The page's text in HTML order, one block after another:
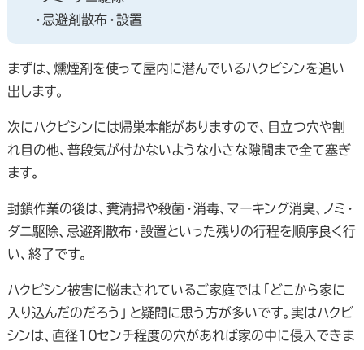
・忌避剤散布・設置
まずは、燻煙剤を使って屋内に潜んでいるハクビシンを追い
出します。
次にハクビシンには帰巣本能がありますので、目立つ穴や割
れ目の他、普段気が付かないような小さな隙間まで全て塞ぎ
ます。
封鎖作業の後は、糞清掃や殺菌・消毒、マーキング消臭、ノミ・
ダニ駆除、忌避剤散布・設置といった残りの行程を順序良く行
い、終了です。
ハクビシン被害に悩まされているご家庭では「どこから家に
入り込んだのだろう」と疑問に思う方が多いです。実はハクビ
シンは、直径10センチ程度の穴があれば家の中に侵入できま